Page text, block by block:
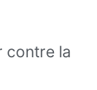
contre la